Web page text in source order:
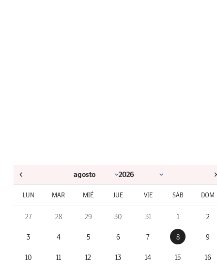
LUN MAR MIÉ JUE VIE SÁB DOM
27 28 29 30 31 1 2
3 4 5 6 7 8 9
10 11 12 13 14 15 16